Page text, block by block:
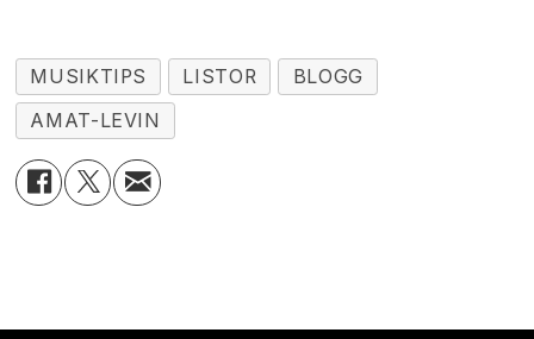
MUSIKTIPS LISTOR
BLOGG
AMAT-LEVIN